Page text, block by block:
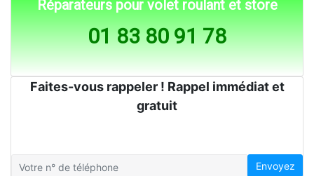
Réparateurs pour volet roulant et store
01 83 80 91 78
Faites-vous rappeler ! Rappel immédiat et
gratuit
Envoyez